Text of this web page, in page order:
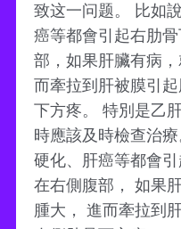
致这一问题。 比如
癌等都會引起右肋
部，如果肝臟有病
而牽拉到肝被膜引
下方疼。 特別是乙
時應該及時檢查治
硬化、肝癌等都會
在右側腹部， 如果
腫大， 進而牽拉到